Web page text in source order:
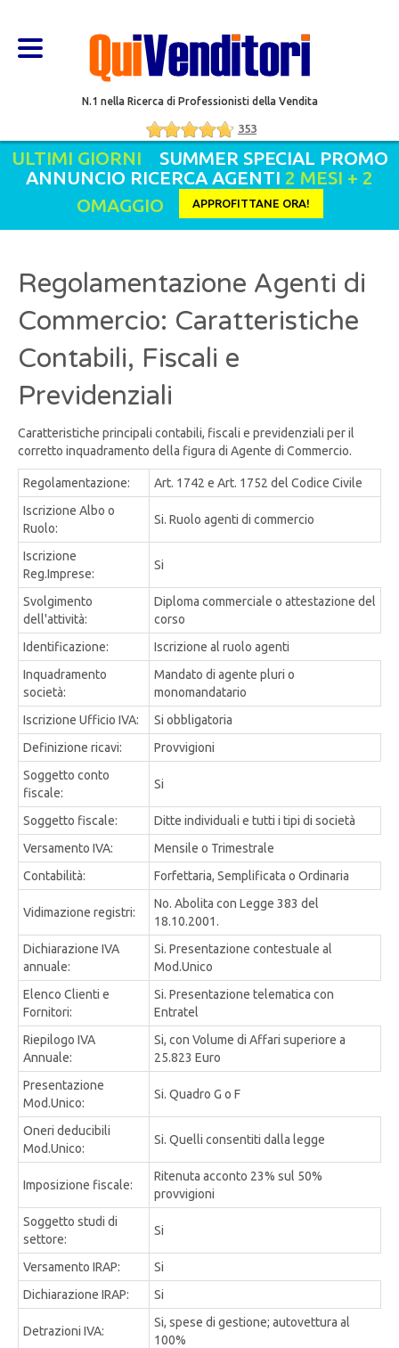
N.1 nella Ricerca di Professionisti della Vendita
353
ULTIMI GIORNI SUMMER SPECIAL PROMO
ANNUNCIO RICERCA AGENTI 2 MESI + 2
OMAGGIO
APPROFITTANE ORA!
Regolamentazione Agenti di
Commercio: Caratteristiche
Contabili, Fiscali e
Previdenziali
Caratteristiche principali contabili, fiscali e previdenziali per il
corretto inquadramento della figura di Agente di Commercio.
Regolamentazione:
Art. 1742 e Art. 1752 del Codice Civile
Iscrizione Albo o
Ruolo:
Si. Ruolo agenti di commercio
Iscrizione
Reg.Imprese:
Si
Svolgimento
dell'attività:
Diploma commerciale o attestazione del
corso
Identificazione:
Iscrizione al ruolo agenti
Inquadramento
società:
Mandato di agente pluri o
monomandatario
Iscrizione Ufficio IVA:
Si obbligatoria
Definizione ricavi:
Provvigioni
Soggetto conto
fiscale:
Si
Soggetto fiscale:
Ditte individuali e tutti i tipi di società
Versamento IVA:
Mensile o Trimestrale
Contabilità:
Forfettaria, Semplificata o Ordinaria
Vidimazione registri:
No. Abolita con Legge 383 del
18.10.2001.
Dichiarazione IVA
annuale:
Si. Presentazione contestuale al
Mod.Unico
Elenco Clienti e
Fornitori:
Si. Presentazione telematica con
Entratel
Riepilogo IVA
Annuale:
Si, con Volume di Affari superiore a
25.823 Euro
Presentazione
Mod.Unico:
Si. Quadro G o F
Oneri deducibili
Mod.Unico:
Si. Quelli consentiti dalla legge
Imposizione fiscale:
Ritenuta acconto 23% sul 50%
provvigioni
Soggetto studi di
settore:
Si
Versamento IRAP:
Si
Dichiarazione IRAP:
Si
Detrazioni IVA:
Si, spese di gestione; autovettura al
100%